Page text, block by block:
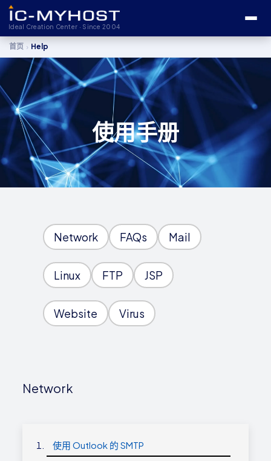
Ideal Creation Center · Since 2004
首页 › Help
使用手册
Network FAQs Mail
Linux FTP JSP
Website Virus
Network
使用 Outlook 的 SMTP